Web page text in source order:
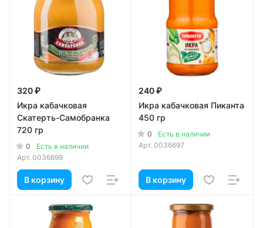
320 ₽
Икра кабачковая
Скатерть-Самобранка
720 гр
0
Есть в наличии
Арт. 0036699
В корзину
240 ₽
Икра кабачковая Пиканта
450 гр
0
Есть в наличии
Арт. 0036697
В корзину